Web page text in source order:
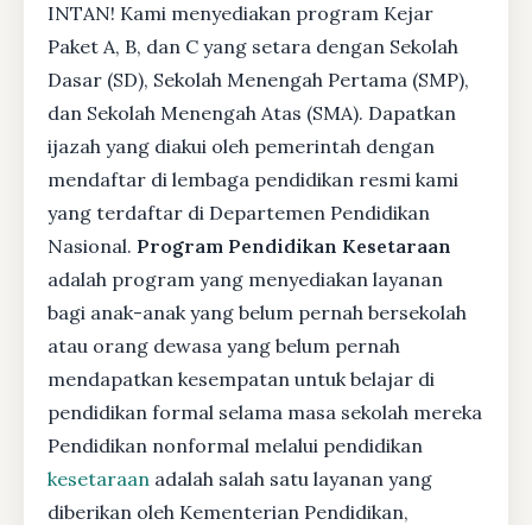
INTAN! Kami menyediakan program Kejar
Paket A, B, dan C yang setara dengan Sekolah
Dasar (SD), Sekolah Menengah Pertama (SMP),
dan Sekolah Menengah Atas (SMA). Dapatkan
ijazah yang diakui oleh pemerintah dengan
mendaftar di lembaga pendidikan resmi kami
yang terdaftar di Departemen Pendidikan
Nasional. Program Pendidikan Kesetaraan
adalah program yang menyediakan layanan
bagi anak-anak yang belum pernah bersekolah
atau orang dewasa yang belum pernah
mendapatkan kesempatan untuk belajar di
pendidikan formal selama masa sekolah mereka
Pendidikan nonformal melalui pendidikan
kesetaraan adalah salah satu layanan yang
diberikan oleh Kementerian Pendidikan,